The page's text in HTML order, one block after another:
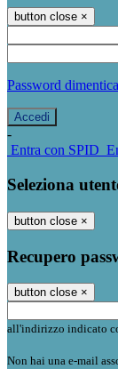
button close ×
Password
-
Entra con SPID
Seleziona
button close ×
Recupero
button close ×
all'indirizzo indicato
Non hai una e-mail